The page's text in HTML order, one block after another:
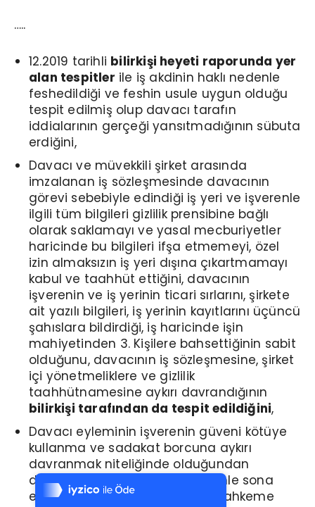
Tek Tıkla Ödeme Kolaylığı
7/24 Canlı Destek
%100 Sorunsuz Alışveriş
…..
12.2019 tarihli bilirkişi heyeti raporunda yer
alan tespitler ile iş akdinin haklı nedenle
feshedildiği ve feshin usule uygun olduğu
tespit edilmiş olup davacı tarafın
iddialarının gerçeği yansıtmadığının sübuta
erdiğini,
Davacı ve müvekkili şirket arasında
imzalanan iş sözleşmesinde davacının
görevi sebebiyle edindiği iş yeri ve işverenle
ilgili tüm bilgileri gizlilik prensibine bağlı
olarak saklamayı ve yasal mecburiyetler
haricinde bu bilgileri ifşa etmemeyi, özel
izin almaksızın iş yeri dışına çıkartmamayı
kabul ve taahhüt ettiğini, davacının
işverenin ve iş yerinin ticari sırlarını, şirkete
ait yazılı bilgileri, iş yerinin kayıtlarını üçüncü
şahıslara bildirdiği, iş haricinde işin
mahiyetinden 3. Kişilere bahsettiğinin sabit
olduğunu, davacının iş sözleşmesine, şirket
içi yönetmeliklere ve gizlilik
taahhütnamesine aykırı davrandığının
bilirkişi tarafından da tespit edildiğini,
Davacı eyleminin işverenin güveni kötüye
kullanma ve sadakat borcuna aykırı
davranmak niteliğinde olduğundan
davacının iş akdinin haklı nedenle sona
erdirildiği sabit olmakla yerel mahkeme